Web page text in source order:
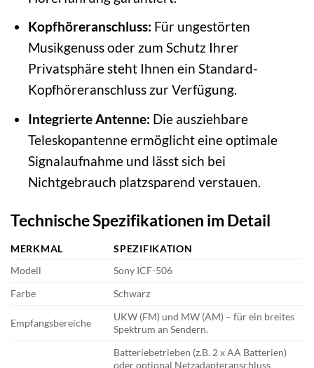
Kopfhöreranschluss: Für ungestörten
Musikgenuss oder zum Schutz Ihrer
Privatsphäre steht Ihnen ein Standard-
Kopfhöreranschluss zur Verfügung.
Integrierte Antenne: Die ausziehbare
Teleskopantenne ermöglicht eine optimale
Signalaufnahme und lässt sich bei
Nichtgebrauch platzsparend verstauen.
Technische Spezifikationen im Detail
MERKMAL
SPEZIFIKATION
Modell
Sony ICF-506
Farbe
Schwarz
Empfangsbereiche
UKW (FM) und MW (AM) – für ein breites
Spektrum an Sendern.
Batteriebetrieben (z.B. 2 x AA Batterien)
oder optional Netzadapteranschluss